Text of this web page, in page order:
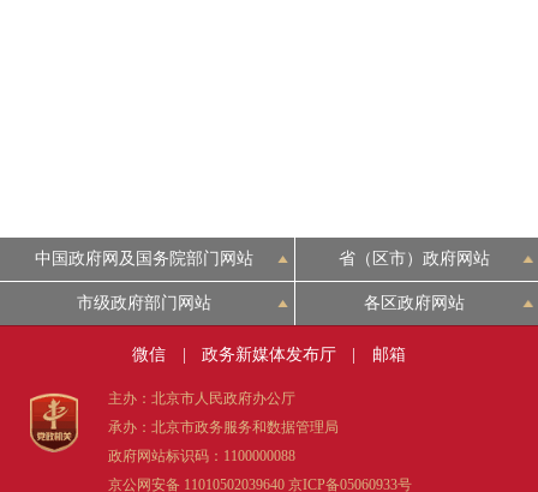
中国政府网及国务院部门网站 省（区市）政府网站
市级政府部门网站 各区政府网站
微信 政务新媒体发布厅 邮箱
主办：北京市人民政府办公厅
承办：北京市政务服务和数据管理局
政府网站标识码：1100000088
京公网安备 11010502039640 京ICP备05060933号